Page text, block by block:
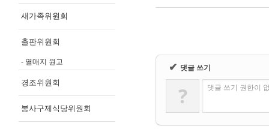
새가족위원회
출판위원회
열매지 원고
경조위원회
봉사구제식당위원회
✔ 댓글 쓰기
? 댓글 쓰기 권한이